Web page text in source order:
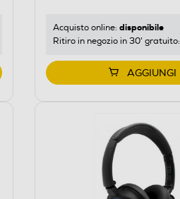
Acquisto online: disponibile
Ritiro in negozio in 30' gratuito:
AGGIUNGI